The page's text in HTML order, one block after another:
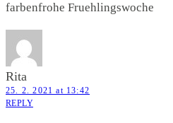
farbenfrohe Fruehlingswoche
Rita
25. 2. 2021 at 13:42
REPLY